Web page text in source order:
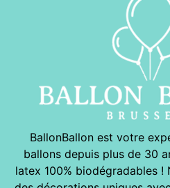
BallonBallon est votre
ballons depuis plus de 30
latex 100% biodégradables !